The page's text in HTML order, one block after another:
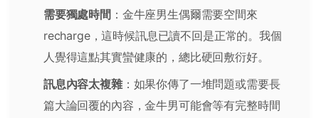
需要獨處時間：金牛座男生偶爾需要空間來
recharge，這時候訊息已讀不回是正常的。我個
人覺得這點其實蠻健康的，總比硬回敷衍好。
訊息內容太複雜：如果你傳了一堆問題或需要長
篇大論回覆的內容，金牛男可能會等有完整時間